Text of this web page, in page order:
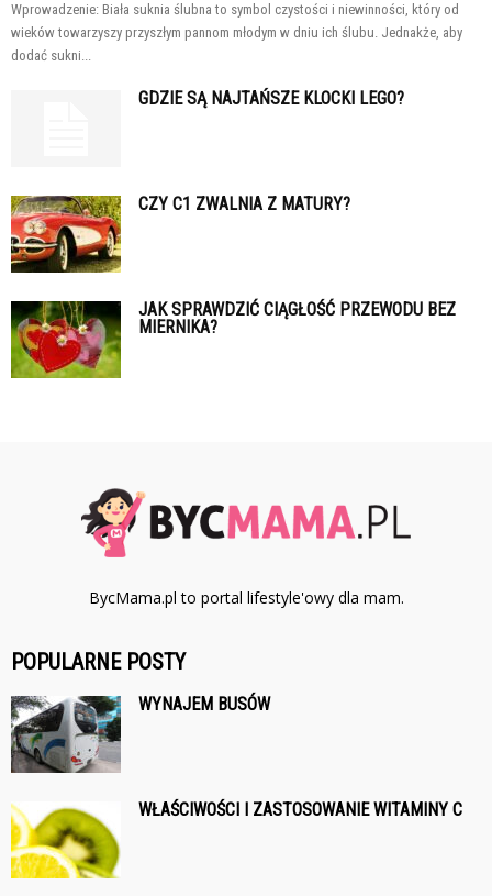
Wprowadzenie: Biała suknia ślubna to symbol czystości i niewinności, który od
wieków towarzyszy przyszłym pannom młodym w dniu ich ślubu. Jednakże, aby
dodać sukni...
GDZIE SĄ NAJTAŃSZE KLOCKI LEGO?
CZY C1 ZWALNIA Z MATURY?
JAK SPRAWDZIĆ CIĄGŁOŚĆ PRZEWODU BEZ
MIERNIKA?
BycMama.pl to portal lifestyle'owy dla mam.
POPULARNE POSTY
WYNAJEM BUSÓW
WŁAŚCIWOŚCI I ZASTOSOWANIE WITAMINY C